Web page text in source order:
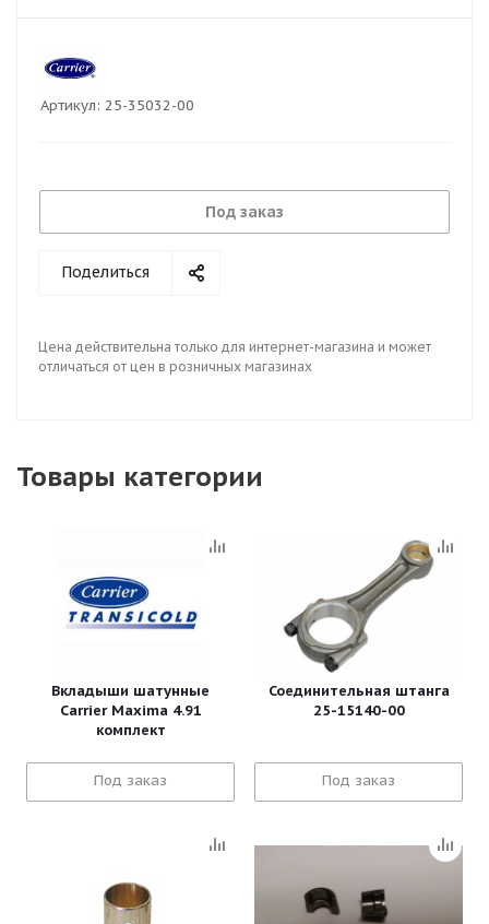
Артикул: 25-35032-00
Под заказ
Поделиться
Цена действительна только для интернет-магазина и может
отличаться от цен в розничных магазинах
Товары категории
Вкладыши шатунные
Carrier Maxima 4.91
комплект
Под заказ
Соединительная штанга
25-15140-00
Под заказ